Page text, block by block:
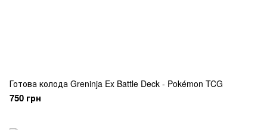
Готова колода Greninja Ex Battle Deck - Pokémon TCG
750 грн